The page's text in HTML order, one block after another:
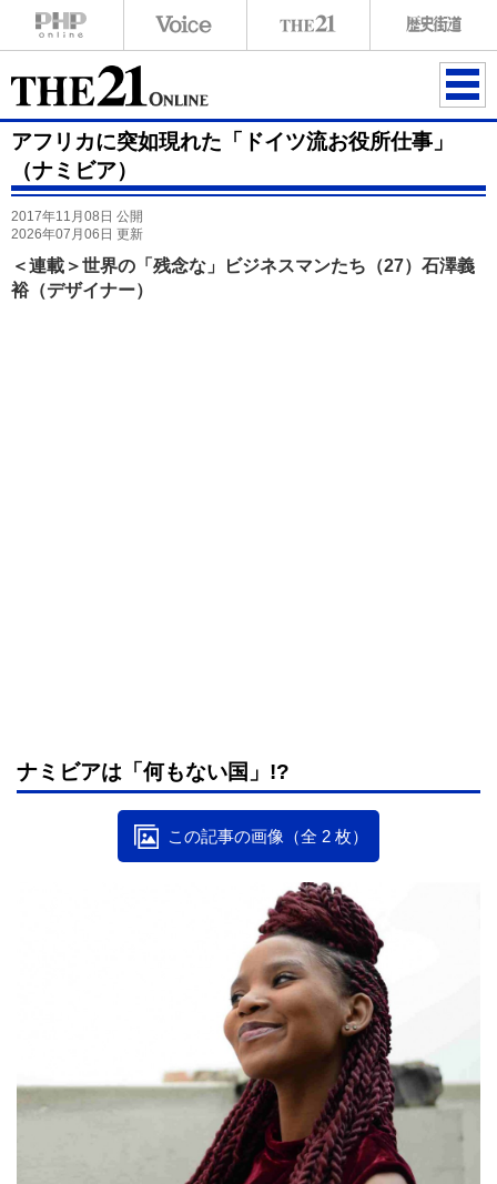
ME
アフリカに突如現れた「ドイツ流お役所仕事」
（ナミビア）
2017年11月08日 公開
2026年07月06日 更新
＜連載＞世界の「残念な」ビジネスマンたち（27）石澤義
裕（デザイナー）
ナミビアは「何もない国」!?
この記事の画像（全 2 枚）